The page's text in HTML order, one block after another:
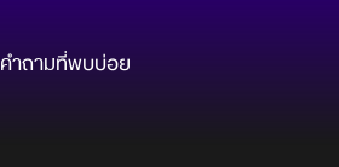
คำถามที่พบบ่อย